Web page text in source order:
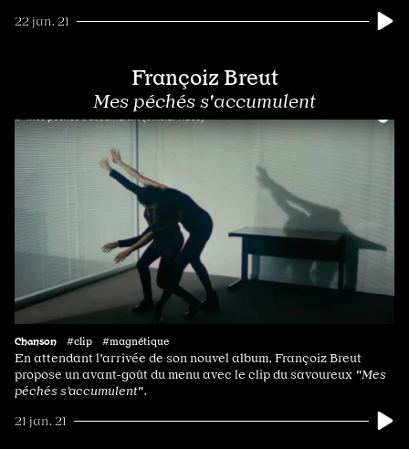
22 jan. 21
Françoiz Breut
Mes péchés s'accumulent
Chanson #clip #magnétique
En attendant l'arrivée de son nouvel album, Françoiz Breut
propose un avant-goût du menu avec le clip du savoureux "Mes
péchés s’accumulent".
21 jan. 21